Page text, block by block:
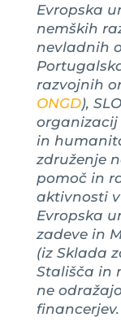
Evropska
nemških
nevladnih
razvojnih
ONGD),
organizacij
in
združenje
pomoč in
aktivnosti
Evropska
zadeve in
(iz Sklada
Stališča in
ne
financerjev.